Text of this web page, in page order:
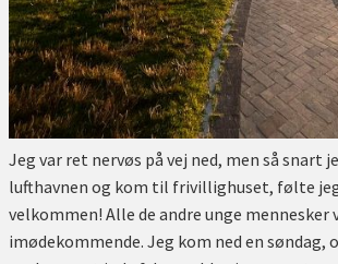
Jeg var ret nervøs på vej ned, men så snart
lufthavnen og kom til frivillighuset, følte
velkommen! Alle de andre unge
imødekommende. Jeg kom ned en søndag,